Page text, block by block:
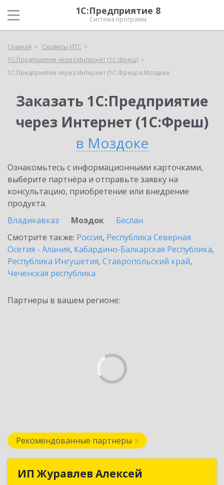
1С:Предприятие 8
Система программ
Главная
Сервисы ИТС
1С:Предприятие через Интернет (1С:Фреш)
1С:Предприятие через Интернет (1С:Фреш) в Моздоке
Заказать 1С:Предприятие
через Интернет (1С:Фреш)
в Моздоке
Ознакомьтесь с информационными карточками,
выберите партнёра и отправьте заявку на
консультацию, приобретение или внедрение
продукта.
Владикавказ
Моздок
Беслан
Смотрите также: Россия, Республика Северная
Осетия - Алания, Кабардино-Балкарская Республика,
Республика Ингушетия, Ставропольский край,
Чеченская республика
Партнеры в вашем регионе:
Рекомендованные партнеры
ИП Журавлев АлексейИП Журавлев Алексей